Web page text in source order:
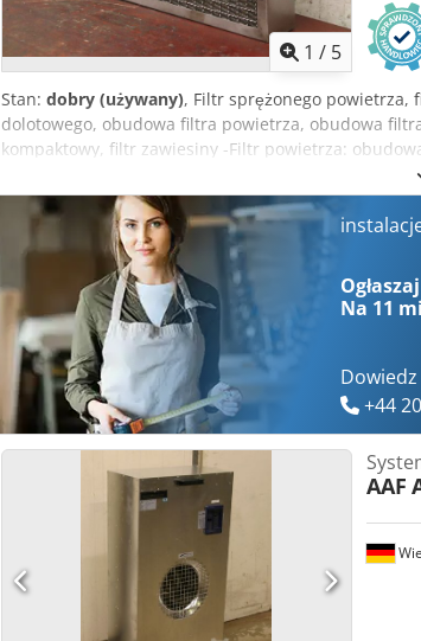
1 / 5
Stan: dobry (używany), Filtr sprężonego powietrza,
dolotowego, obudowa filtra powietrza, obudowa
kompaktowy, filtr zawiesiny -Filtr powietrza:
powietrza -Cena: za sztukę -Wymiary: 610/100/
Na 11
+44
AAF